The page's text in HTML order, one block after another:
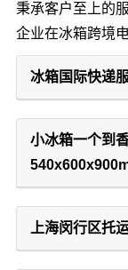
秉承客户至上的
企业在冰箱跨境
冰箱国际快递
小冰箱一个到
上海闵行区托